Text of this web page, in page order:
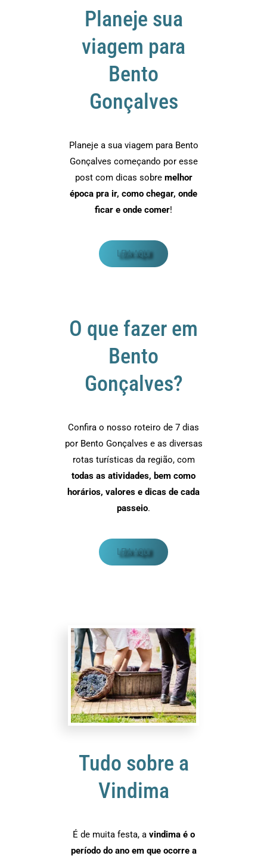
Planeje sua
viagem para
Bento
Gonçalves
Planeje a sua viagem para Bento
Gonçalves começando por esse
post com dicas sobre melhor
época pra ir, como chegar, onde
ficar e onde comer!
LEIA AQUI
O que fazer em
Bento
Gonçalves?
Confira o nosso roteiro de 7 dias
por Bento Gonçalves e as diversas
rotas turísticas da região, com
todas as atividades, bem como
horários, valores e dicas de cada
passeio.
LEIA AQUI
Tudo sobre a
Vindima
É de muita festa, a vindima é o
período do ano em que ocorre a